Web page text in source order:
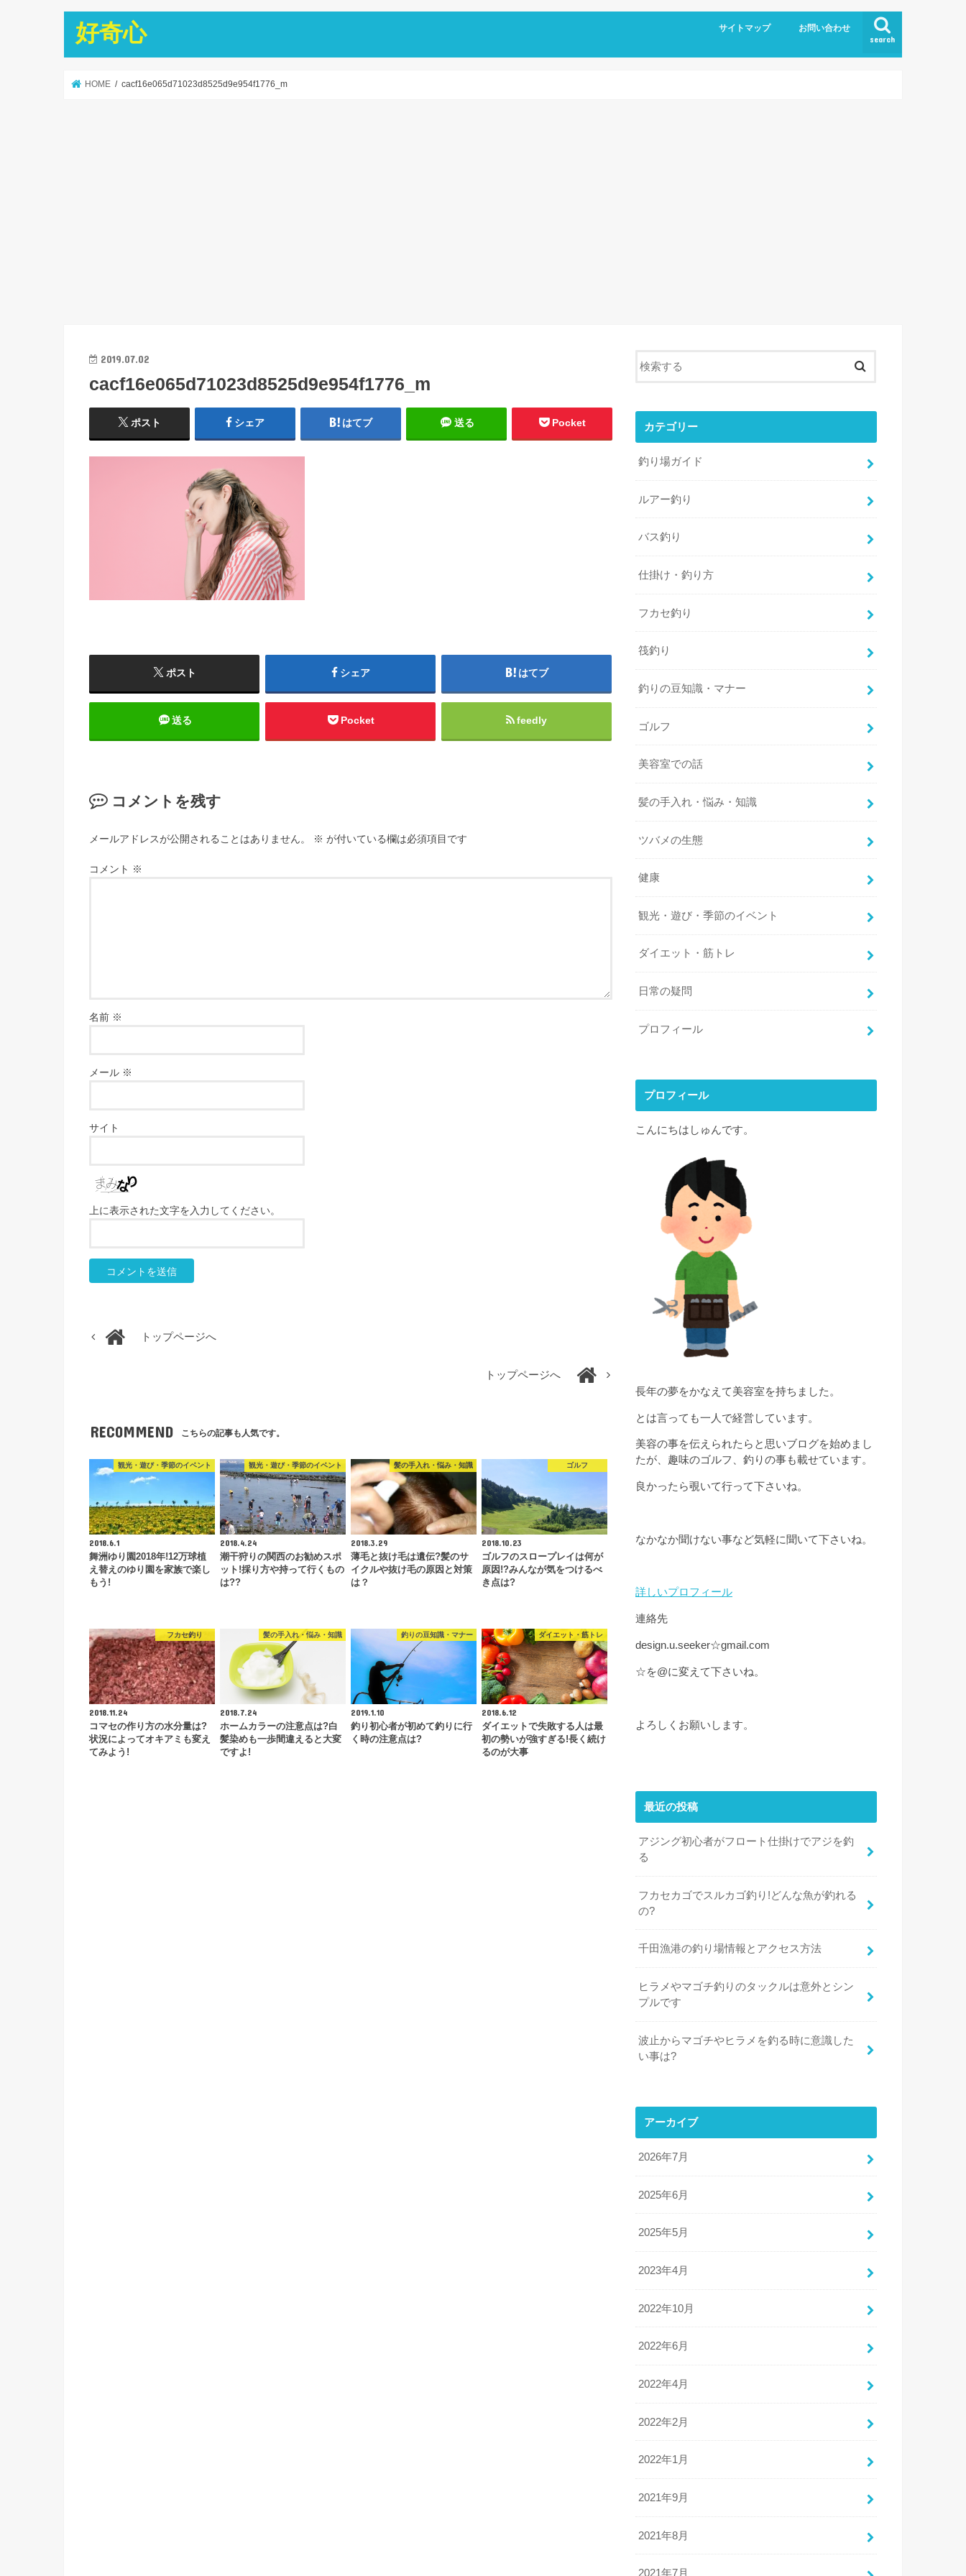
好奇心 search
サイトマップ お問い合わせ
HOME cacf16e065d71023d8525d9e954f1776_m
2019.07.02
cacf16e065d71023d8525d9e954f1776_m
ポスト シェア はてブ 送る Pocket
ポスト シェア はてブ
送る Pocket feedly
コメントを残す
メールアドレスが公開されることはありません。 ※ が付いている欄は必須項目です
コメント ※
名前 ※
メール ※
サイト
上に表示された文字を入力してください。
トップページへ
トップページへ
RECOMMEND こちらの記事も人気です。
観光・遊び・季節のイベント
2018.6.1
舞洲ゆり園2018年!12万球植
え替えのゆり園を家族で楽し
もう!
観光・遊び・季節のイベント
2018.4.24
潮干狩りの関西のお勧めスポ
ット!採り方や持って行くもの
は??
髪の手入れ・悩み・知識
2018.3.29
薄毛と抜け毛は遺伝?髪のサ
イクルや抜け毛の原因と対策
は？
ゴルフ
2018.10.23
ゴルフのスロープレイは何が
原因!?みんなが気をつけるべ
き点は?
フカセ釣り
2018.11.24
コマセの作り方の水分量は?
状況によってオキアミも変え
てみよう!
髪の手入れ・悩み・知識
2018.7.24
ホームカラーの注意点は?白
髪染めも一歩間違えると大変
ですよ!
釣りの豆知識・マナー
2019.1.10
釣り初心者が初めて釣りに行
く時の注意点は?
ダイエット・筋トレ
2018.6.12
ダイエットで失敗する人は最
初の勢いが強すぎる!長く続け
るのが大事
カテゴリー
釣り場ガイド
ルアー釣り
バス釣り
仕掛け・釣り方
フカセ釣り
筏釣り
釣りの豆知識・マナー
ゴルフ
美容室での話
髪の手入れ・悩み・知識
ツバメの生態
健康
観光・遊び・季節のイベント
ダイエット・筋トレ
日常の疑問
プロフィール
プロフィール
こんにちはしゅんです。
長年の夢をかなえて美容室を持ちました。
とは言っても一人で経営しています。
美容の事を伝えられたらと思いブログを始めまし
たが、趣味のゴルフ、釣りの事も載せています。
良かったら覗いて行って下さいね。
なかなか聞けない事など気軽に聞いて下さいね。
詳しいプロフィール
連絡先
design.u.seeker☆gmail.com
☆を@に変えて下さいね。
よろしくお願いします。
最近の投稿
アジング初心者がフロート仕掛けでアジを釣
る
フカセカゴでスルカゴ釣り!どんな魚が釣れる
の?
千田漁港の釣り場情報とアクセス方法
ヒラメやマゴチ釣りのタックルは意外とシン
プルです
波止からマゴチやヒラメを釣る時に意識した
い事は?
アーカイブ
2026年7月
2025年6月
2025年5月
2023年4月
2022年10月
2022年6月
2022年4月
2022年2月
2022年1月
2021年9月
2021年8月
2021年7月